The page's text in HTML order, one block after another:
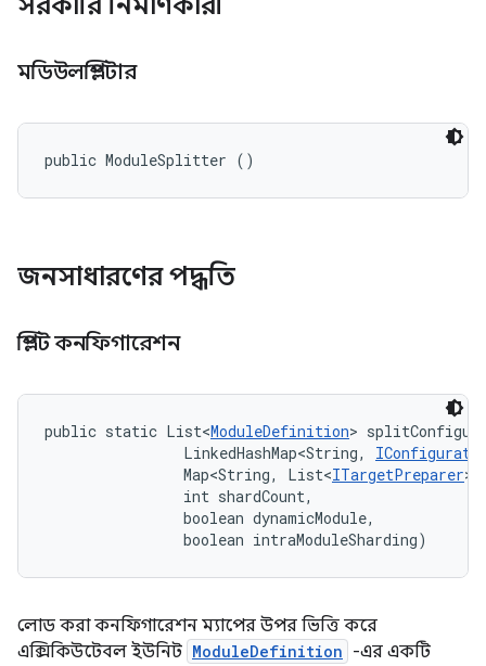
মডিউলস্প্লিটার
public ModuleSplitter ()
জনসাধারণের পদ্ধতি
স্প্লিট কনফিগারেশন
public static List<ModuleDefinition>
                LinkedHashMap<String,
                Map<String, List<
ITargetPreparer
                int shardCount,
                boolean dynamicModule,
                boolean intraModuleSharding)
লোড করা কনফিগারেশন ম্যাপের উপর ভিত্তি করে
এক্সিকিউটেবল ইউনিট ModuleDefinition -এর একটি